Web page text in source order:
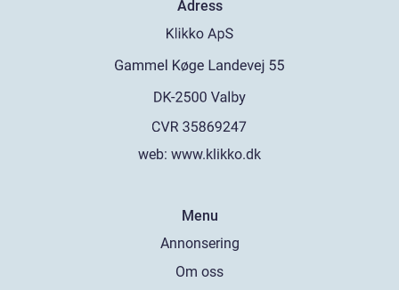
Adress
web: www.klikko.dk
Menu
Annonsering
Om oss